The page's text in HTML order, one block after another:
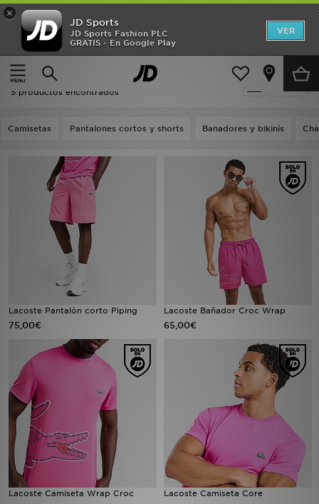
×
JD Sports
JD Sports Fashion PLC
GRATIS - En Google Play
VER
Página principal
Rosa Lacoste
Rosa Lacoste
5 productos encontrados
Camisetas Pantalones cortos y shorts Banadores y bikinis
Lacoste Pantalón corto Piping
75,00€
Lacoste Bañador Croc Wrap
65,00€
Lacoste Camiseta Wrap Croc Lacoste Camiseta Core
Hombre
Mujer
Niños
Ver Marcas
Deportes & Fitness
JD Fútbol
MI JD